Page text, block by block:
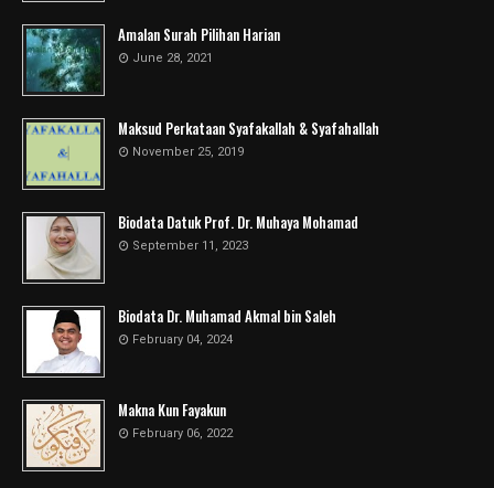
Amalan Surah Pilihan Harian
June 28, 2021
Maksud Perkataan Syafakallah & Syafahallah
November 25, 2019
Biodata Datuk Prof. Dr. Muhaya Mohamad
September 11, 2023
Biodata Dr. Muhamad Akmal bin Saleh
February 04, 2024
Makna Kun Fayakun
February 06, 2022